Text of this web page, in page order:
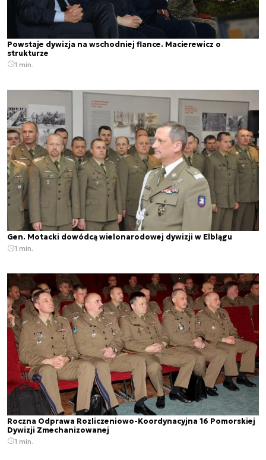
Powstaje dywizja na wschodniej flance. Macierewicz o
strukturze
1 min.
Gen. Motacki dowódcą wielonarodowej dywizji w Elblągu
1 min.
Roczna Odprawa Rozliczeniowo-Koordynacyjna 16 Pomorskiej
Dywizji Zmechanizowanej
1 min.